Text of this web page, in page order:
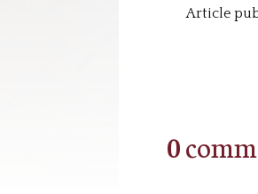
Article
0